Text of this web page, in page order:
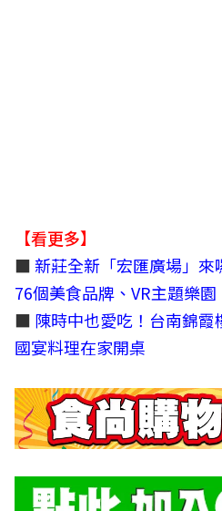
【看更多】
■新莊全新「宏匯廣場」來
76個美食品牌、VR主題樂園
■ 陳時中也愛吃！台南錦霞
國宴料理在家開桌